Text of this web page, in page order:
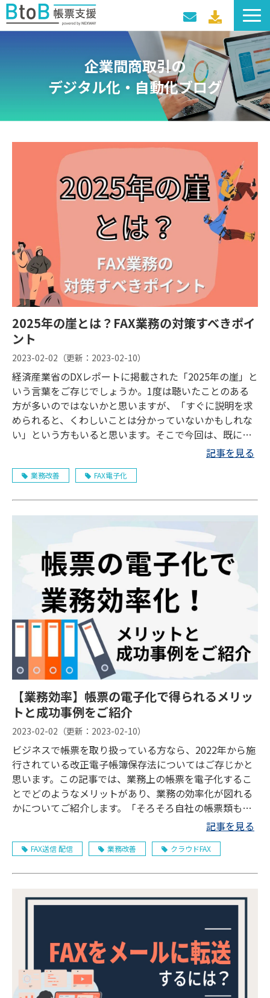
サービス一覧
導入事例
料金プラン
セミナー・イベント
企業間商取引の
デジタル化・自動化ブログ
2025年の崖とは？FAX業務の対策すべきポイ
ント
2023-02-02 （更新： 2023-02-10）
経済産業省のDXレポートに掲載された「2025年の崖」と
いう言葉をご存じでしょうか。1度は聴いたことのある
方が多いのではないかと思いますが、「すぐに説明を求
められると、くわしいことは分かっていないかもしれな
い」という方もいると思います。そこで今回は、既に差
し迫っているとも言える2025年の崖について解説しなが
いてもご紹介します。現在FAX業務を行っていて、2025
記事を見る
業務改善 FAX電子化
【業務効率】帳票の電子化で得られるメリッ
トと成功事例をご紹介
2023-02-02 （更新： 2023-02-10）
ビジネスで帳票を取り扱っている方なら、2022年から施
行されている改正電子帳簿保存法についてはご存じかと
思います。この記事では、業務上の帳票を電子化するこ
とでどのようなメリットがあり、業務の効率化が図れる
かについてご紹介します。「そろそろ自社の帳票類も電
子化したいが、何から始めてよいか分からない」とお悩
記事を見る
FAX送信 配信 業務改善 クラウドFAX